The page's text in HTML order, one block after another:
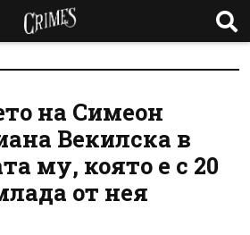
на Симеон
Векилска в
му, която е с 20
от нея